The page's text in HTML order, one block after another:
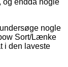
nogle
Sort/Lænke
i den laveste